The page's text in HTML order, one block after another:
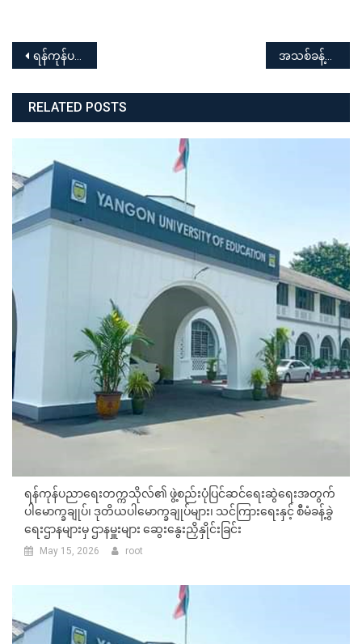
Post
navigation
ရန်ကုန်ပညာရေးတက္ကသိုလ် ၂၀၂၁-၂၀၂၂ ပညာသင်နှစ် ပါရဂူ(PhD) သင်တန်းသားများခေါ်ယူခြင်း အသစ်ခန့်ထားသော နည်းပြ၊ သရုပ်ပြများနှင့် အခြေခံပညာဆရာ၊ ဆရာမများအား ကြိုဆိုပွဲနှင့် မွမ်းမံသင်တန်းဖွင့်ပွဲအခမ်းအနား
RELATED POSTS
ရန်ကုန်ပညာရေးတက္ကသိုလ်၏ ဖွဲ့စည်းပုံပြင်ဆင်ရေးဆွဲရေးအတွက်
ပါမောက္ခချုပ်၊ ဒုတိယပါမောက္ခချုပ်များ၊ သင်ကြားရေးနှင့် စီမံခန့်ခွဲ
ရေးဌာနများမှ ဌာနမှူးများ ဆွေးနွေးညှိနှိုင်းခြင်း
May 15, 2026 root